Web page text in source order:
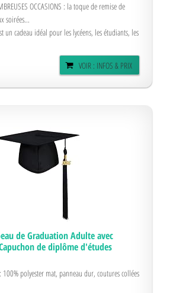
OCCASIONS : la toque de remise de
soirées...
un cadeau idéal pour les lycéens, les étudiants, les
VOIR : INFOS & PRIX
de Graduation Adulte avec
de diplôme d'études
polyester mat, panneau dur, coutures collées